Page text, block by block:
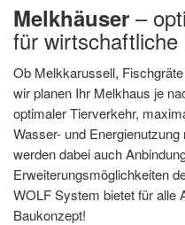
Melkhäuser –
für wirtschaftliche
Ob Melkkarussell,
wir planen Ihr Melkhaus je
optimaler Tierverkehr,
Wasser- und
werden dabei auch
Erweiterungsmöglichkeiten
WOLF System bietet für alle
Baukonzept!